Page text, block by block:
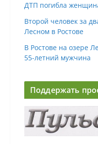
ДТП погибла
Второй человек за
Лесном в Ростове
В Ростове на озере
55-летний мужчина
Поддержать